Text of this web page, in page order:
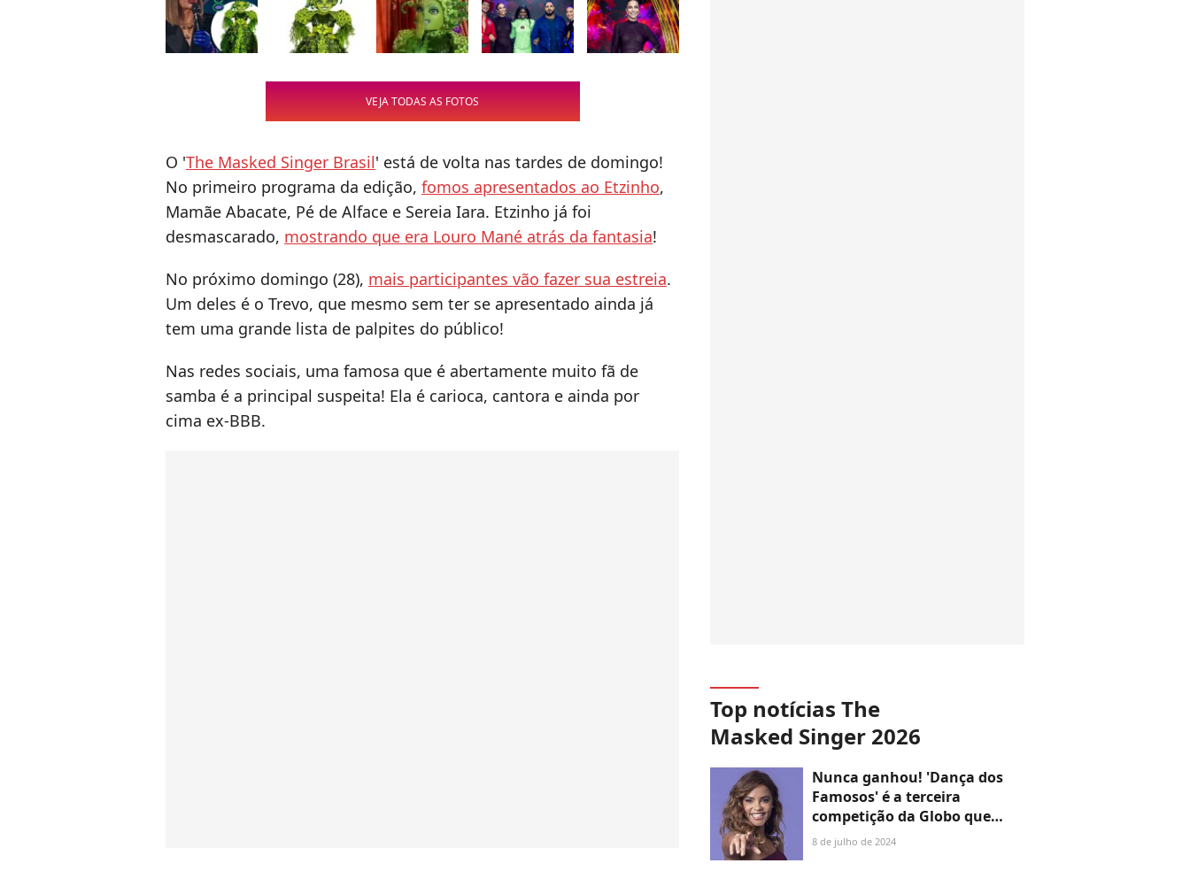
VEJA TODAS AS FOTOS
O 'The Masked Singer Brasil' está de volta nas tardes de domingo!
No primeiro programa da edição, fomos apresentados ao Etzinho,
Mamãe Abacate, Pé de Alface e Sereia Iara. Etzinho já foi
desmascarado, mostrando que era Louro Mané atrás da fantasia!
No próximo domingo (28), mais participantes vão fazer sua estreia.
Um deles é o Trevo, que mesmo sem ter se apresentado ainda já
tem uma grande lista de palpites do público!
Nas redes sociais, uma famosa que é abertamente muito fã de
samba é a principal suspeita! Ela é carioca, cantora e ainda por
cima ex-BBB.
Top notícias The
Masked Singer 2026
Nunca ganhou! 'Dança dos
Famosos' é a terceira
competição da Globo que
Lucy Alves vai à final, mas
8 de julho de 2024